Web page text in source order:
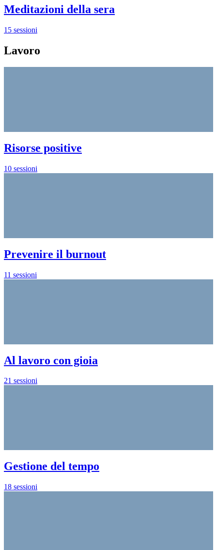
Meditazioni della sera
15 sessioni
Lavoro
Risorse positive
10 sessioni
Prevenire il burnout
11 sessioni
Al lavoro con gioia
21 sessioni
Gestione del tempo
18 sessioni